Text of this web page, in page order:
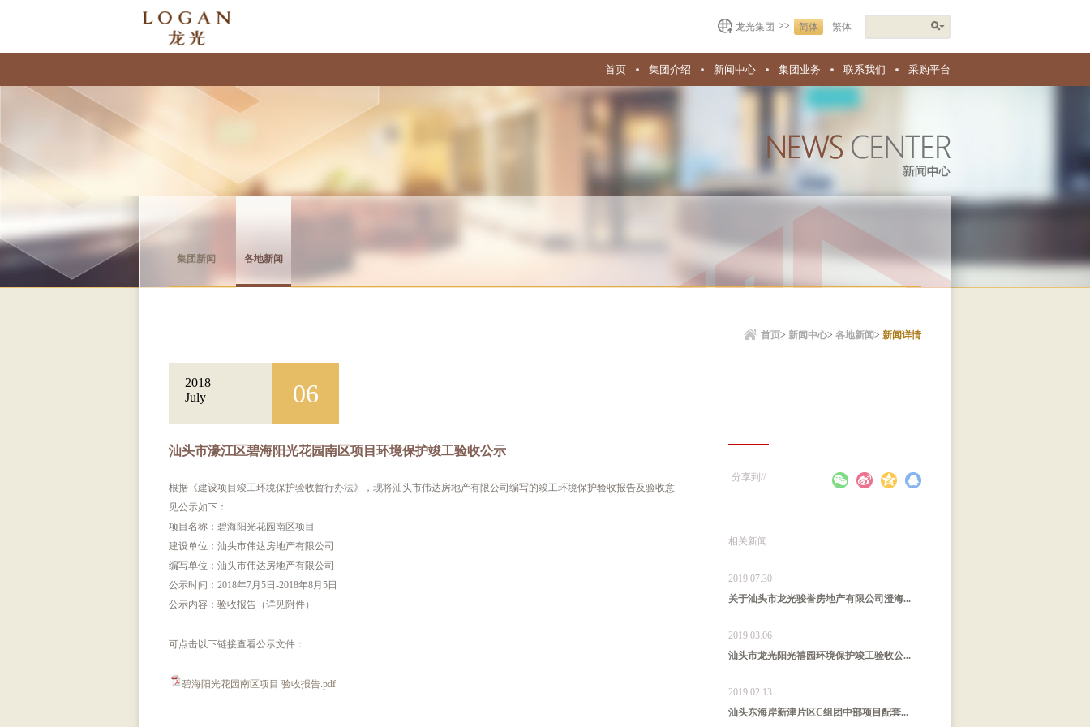
龙光集团 >> 简体 繁体
首页 集团介绍 新闻中心 集团业务 联系我们 采购平台
集团新闻 各地新闻
首页> 新闻中心> 各地新闻> 新闻详情
2018
July
06
汕头市濠江区碧海阳光花园南区项目环境保护竣工验收公示
根据《建设项目竣工环境保护验收暂行办法》，现将汕头市伟达房地产有限公司编写的竣工环境保护验收报告及验收意
见公示如下：
项目名称：碧海阳光花园南区项目
建设单位：汕头市伟达房地产有限公司
编写单位：汕头市伟达房地产有限公司
公示时间：2018年7月5日-2018年8月5日
公示内容：验收报告（详见附件）
可点击以下链接查看公示文件：
碧海阳光花园南区项目 验收报告.pdf
分享到//
相关新闻
2019.07.30
关于汕头市龙光骏誉房地产有限公司澄海...
2019.03.06
汕头市龙光阳光禧园环境保护竣工验收公...
2019.02.13
汕头东海岸新津片区C组团中部项目配套...